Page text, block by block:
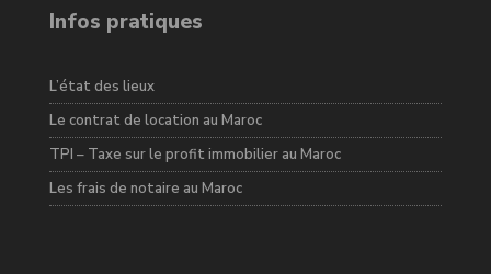
Infos pratiques
L’état des lieux
Le contrat de location au Maroc
TPI – Taxe sur le profit immobilier au Maroc
Les frais de notaire au Maroc